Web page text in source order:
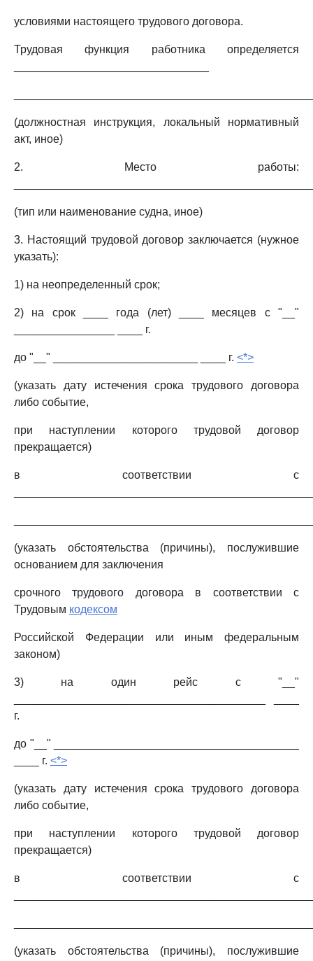
условиями настоящего трудового договора.
Трудовая функция работника определяется
(должностная инструкция, локальный нормативный
акт, иное)
2. Место работы:
(тип или наименование судна, иное)
3. Настоящий трудовой договор заключается (нужное
указать):
1) на неопределенный срок;
2) на срок ____ года (лет) ____ месяцев с "__"
________________ ____ г.
до "__" _______________________ ____ г. <*>
(указать дату истечения срока трудового договора
либо событие,
при наступлении которого трудовой договор
прекращается)
в соответствии с
(указать обстоятельства (причины), послужившие
основанием для заключения
срочного трудового договора в соответствии с
Трудовым кодексом
Российской Федерации или иным федеральным
законом)
3) на один рейс с "__"
г.
до "__" _______________________________________
____ г. <*>
(указать дату истечения срока трудового договора
либо событие,
при наступлении которого трудовой договор
прекращается)
в соответствии с
(указать обстоятельства (причины), послужившие